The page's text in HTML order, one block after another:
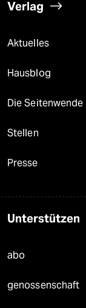
Verlag
Aktuelles
Hausblog
Die Seitenwende
Stellen
Presse
Unterstützen
abo
genossenschaft